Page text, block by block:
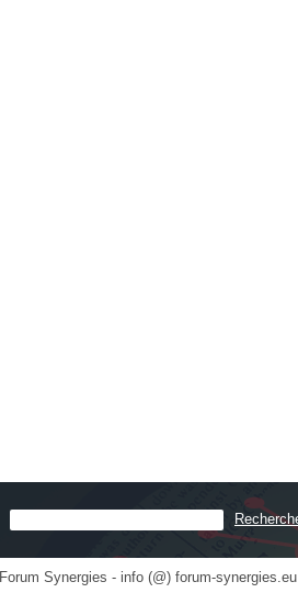
Forum Synergies - info (@) forum-synergies.eu